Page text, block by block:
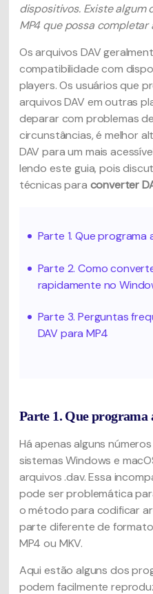
dispositivos. Existe algum
MP4que possa completar
Os arquivos DAV
compatibilidade com
players. Os usuários que
arquivos DAV em outras
deparar com problemas
circunstâncias, é melhor
DAV para um mais
lendo este guia, pois
técnicas para converter
Parte 1. Que programa
Parte 2. Como
rapidamente no
Parte 3. Perguntas
DAV para MP4
Parte 1. Que programa
Há apenas alguns
sistemas Windows e
arquivos .dav. Essa
pode ser problemática
o método para codificar
parte diferente de
MP4 ou MKV.
Aqui estão alguns dos
podem facilmente